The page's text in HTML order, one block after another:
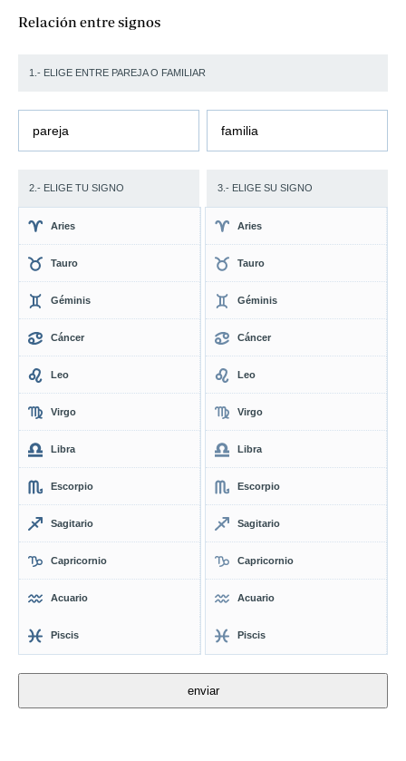
Relación entre signos
1.- ELIGE ENTRE PAREJA O FAMILIAR
pareja familia
2.- ELIGE TU SIGNO 3.- ELIGE SU SIGNO
Aries
Tauro
Géminis
Cáncer
Leo
Virgo
Libra
Escorpio
Sagitario
Capricornio
Acuario
Piscis
Aries
Tauro
Géminis
Cáncer
Leo
Virgo
Libra
Escorpio
Sagitario
Capricornio
Acuario
Piscis